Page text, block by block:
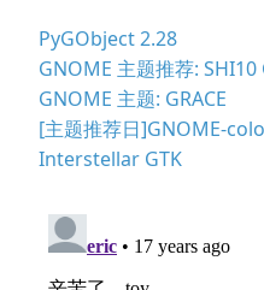
PyGObject 2.28
GNOME 主题推荐:
GNOME 主题: GRACE
[主题推荐日]GNOME-
Interstellar GTK